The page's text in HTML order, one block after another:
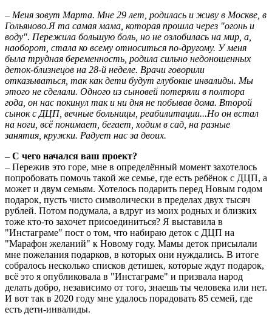
– Меня зовут Марта. Мне 29 лет, родилась и живу в Москве, в
Гольяново.Я та самая мама, которая прошла через "огонь и
воду". Пережила большую боль, но не озлобилась на мир, а,
наоборот, стала ко всему относиться по-другому. У меня
была трудная беременность, родила сильно недоношенных
деток-близнецов на 28-й неделе. Врачи говорили
отказываться, так как дети будут глубокие инвалиды. Мы
этого не сделали. Одного из сыновей потеряли в полтора
года, он нас покинул так и ни дня не побывав дома. Второй
сынок с ДЦП, вечные больницы, реабилитации...Но он встал
на ноги, всё понимает, бегает, ходим в сад, на разные
занятия, кружки. Радует нас за двоих.
– С чего начался ваш проект?
– Пережив это горе, мне в определённый момент захотелось
попробовать помочь такой же семье, где есть ребёнок с ДЦП, а
может и двум семьям. Хотелось подарить перед Новым годом
подарок, пусть чисто символически в пределах двух тысяч
рублей. Потом подумала, а вдруг из моих родных и близких
тоже кто-то захочет присоединиться? Я выставила в
"Инстаграме" пост о том, что набираю деток с ДЦП на
"Марафон желаний" к Новому году. Мамы деток присылали
мне пожелания подарков, в которых они нуждались. В итоге
собралось несколько списков детишек, которые ждут подарок,
всё это я опубликовала в "Инстаграме" и призвала народ
делать добро, независимо от того, знаешь ты человека или нет.
И вот так в 2020 году мне удалось порадовать 85 семей, где
есть дети-инвалиды.